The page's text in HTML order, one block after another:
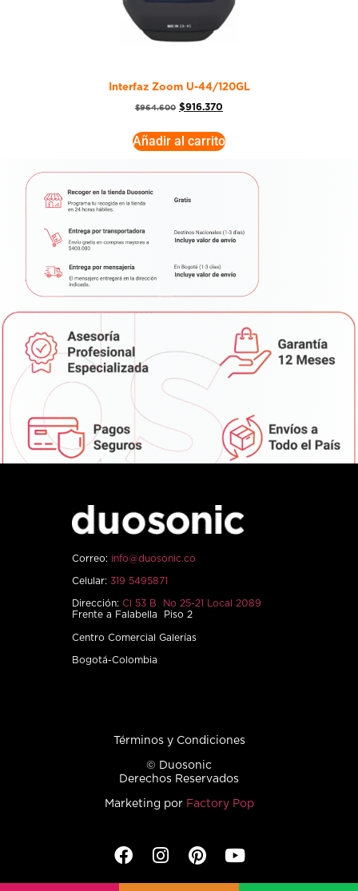
Interfaz Zoom U-44/120GL
$964.600 $916.370
Añadir al carrito
Correo: info@duosonic.co
Celular: 319 5495871
Dirección: Cl 53 B No 25-21 Local 2089
Frente a Falabella Piso 2
Centro Comercial Galerías
Bogotá-Colombia
Términos y Condiciones
© Duosonic
Derechos Reservados
Marketing por Factory Pop